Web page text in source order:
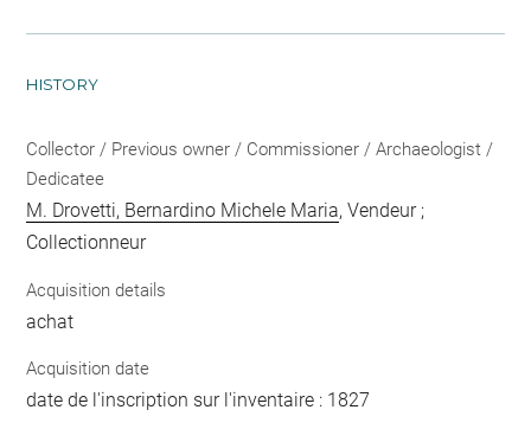
HISTORY
Collector / Previous owner / Commissioner / Archaeologist /
Dedicatee
M. Drovetti, Bernardino Michele Maria, Vendeur ;
Collectionneur
Acquisition details
achat
Acquisition date
date de l'inscription sur l'inventaire : 1827